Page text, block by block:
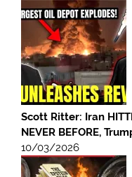
Scott Ritter: Iran
NEVER BEFORE,
10/03/2026